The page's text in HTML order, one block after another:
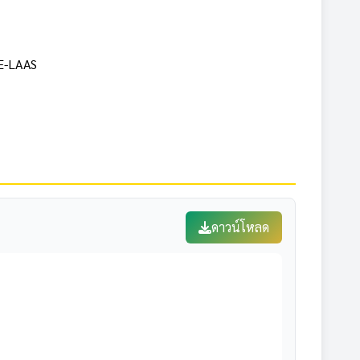
LAAS
ดาวน์โหลด